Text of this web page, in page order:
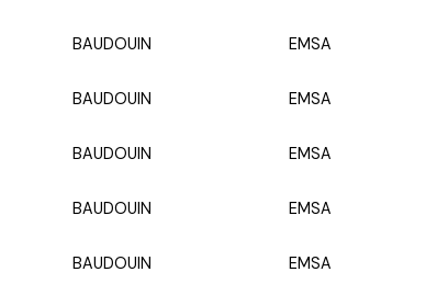
BAUDOUIN EMSA
BAUDOUIN EMSA
BAUDOUIN EMSA
BAUDOUIN EMSA
BAUDOUIN EMSA